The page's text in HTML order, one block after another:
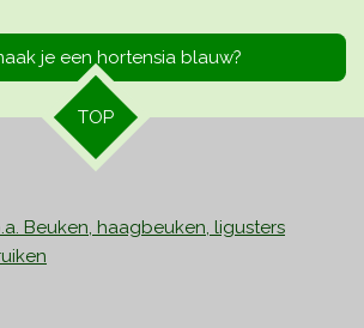
je een hortensia blauw?
TOP
Beuken, haagbeuken, ligusters